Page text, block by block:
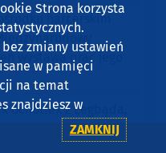
harcerskim
wystawa prac jego
ochotnik z Legbąda,
wpływem alkoholu,
Strona korzysta
zmiany ustawień
w pamięci
na temat
znajdziesz w
ZAMKNIJ